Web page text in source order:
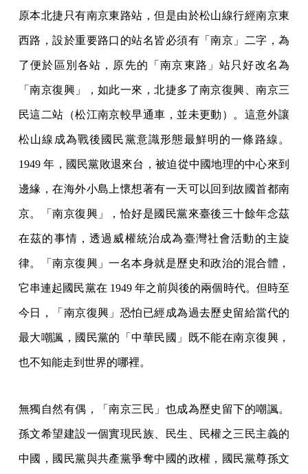
原本北捷只有南京東路站，但是由於松山線行經南京東
西路，設於重要路口的站名皆必須有「南京」二字，為
了便於區別各站，原先的「南京東路」站只好改名為
「南京復興」，如此一來，北捷多了南京復興、南京三
民這二站（松江南京較早通車，並未更動）。這意外讓
松山線成為戰後國民黨意識形態最鮮明的一條路線。
1949 年，國民黨敗退來台，被迫從中國地理的中心來到
邊緣，在海外小島上懷想著有一天可以回到故國首都南
京。「南京復興」，恰好是國民黨來臺後三十餘年念茲
在茲的事情，透過威權統治成為臺灣社會活動的主旋
律。「南京復興」一名本身就是歷史和政治的混合體，
它串連起國民黨在 1949 年之前與後的兩個時代。但時至
今日，「南京復興」恐怕已經成為過去歷史留給當代的
最大嘲諷，國民黨的「中華民國」既不能在南京復興，
也不知能走到世界的哪裡。
無獨自然有偶，「南京三民」也成為歷史留下的嘲諷。
孫文希望建設一個實現民族、民生、民權之三民主義的
中國，國民黨與共產黨爭奪中國的政權，國民黨尊孫文